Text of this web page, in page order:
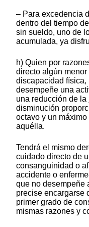
– Para excedencia
dentro del tiempo
sin sueldo, uno de
acumulada, ya
h) Quien por
directo algún
discapacidad
desempeñe una
una reducción de
disminución
octavo y un
aquélla.
Tendrá el mismo
cuidado directo de
consanguinidad o
accidente o
que no desempeñe
precise encargarse
primer grado de
mismas razones y